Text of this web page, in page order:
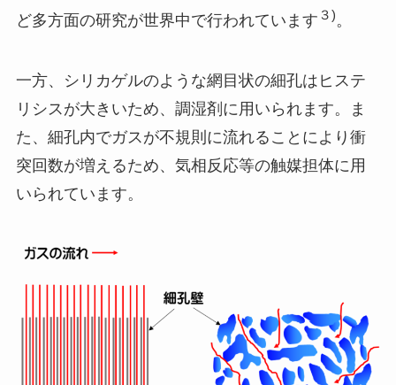
ど多方面の研究が世界中で行われています ３)。
一方、シリカゲルのような網目状の細孔はヒステ
リシスが大きいため、調湿剤に用いられます。ま
た、細孔内でガスが不規則に流れることにより衝
突回数が増えるため、気相反応等の触媒担体に用
いられています。